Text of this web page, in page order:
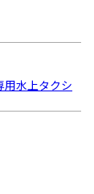
用水上タクシ